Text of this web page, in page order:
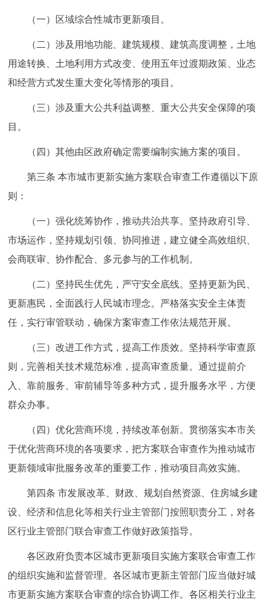
（一）区域综合性城市更新项目。
（二）涉及用地功能、建筑规模、建筑高度调整，土地
用途转换、土地利用方式改变、使用五年过渡期政策、业态
和经营方式发生重大变化等情形的项目。
（三）涉及重大公共利益调整、重大公共安全保障的项
目。
（四）其他由区政府确定需要编制实施方案的项目。
第三条 本市城市更新实施方案联合审查工作遵循以下原
则：
（一）强化统筹协作，推动共治共享。坚持政府引导、
市场运作，坚持规划引领、协同推进，建立健全高效组织、
会商联审、协作配合、多元参与的工作机制。
（二）坚持民生优先，严守安全底线。坚持更新为民、
更新惠民，全面践行人民城市理念。严格落实安全主体责
任，实行审管联动，确保方案审查工作依法规范开展。
（三）改进工作方式，提高工作质效。坚持科学审查原
则，完善相关技术规范标准，提高审查质量。通过提前介
入、靠前服务、审前辅导等多种方式，提升服务水平，方便
群众办事。
（四）优化营商环境，持续改革创新。贯彻落实本市关
于优化营商环境的各项要求，把方案联合审查作为推动城市
更新领域审批服务改革的重要工作，推动项目高效实施。
第四条 市发展改革、财政、规划自然资源、住房城乡建
设、经济和信息化等相关行业主管部门按照职责分工，对各
区行业主管部门联合审查工作做好政策指导。
各区政府负责本区城市更新项目实施方案联合审查工作
的组织实施和监督管理。各区城市更新主管部门应当做好城
市更新实施方案联合审查的综合协调工作。各区相关行业主